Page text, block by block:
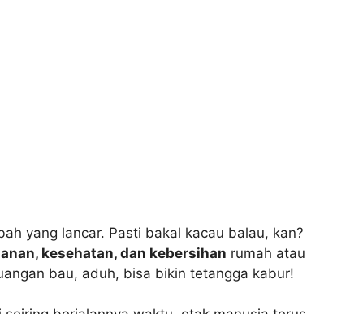
yang lancar. Pasti bakal kacau balau, kan?
kesehatan, dan kebersihan rumah atau
bau, aduh, bisa bikin tetangga kabur!